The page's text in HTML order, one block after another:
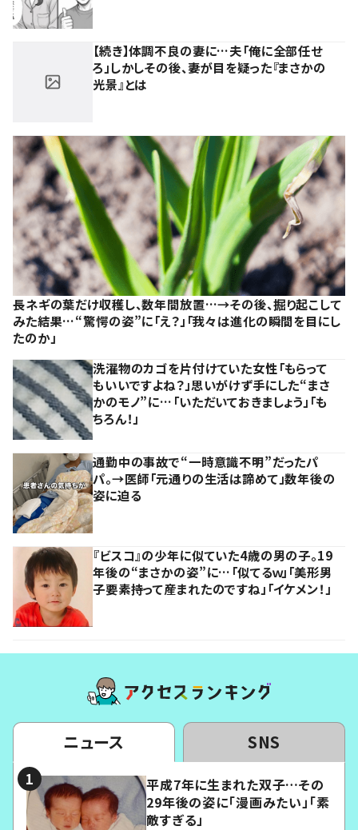
【続き】体調不良の妻に…夫「俺に全部任せ
ろ」しかしその後、妻が目を疑った『まさかの
光景』とは
長ネギの葉だけ収穫し、数年間放置…→その後、掘り起こして
みた結果…“驚愕の姿”に「え？」「我々は進化の瞬間を目にし
たのか」
洗濯物のカゴを片付けていた女性「もらって
もいいですよね？」思いがけず手にした“まさ
かのモノ”に…「いただいておきましょう」「も
ちろん！」
通勤中の事故で“一時意識不明”だったパ
パ。→医師「元通りの生活は諦めて」数年後の
姿に迫る
『ビスコ』の少年に似ていた4歳の男の子。19
年後の“まさかの姿”に…「似てるｗ」「美形男
子要素持って産まれたのですね」「イケメン！」
ニュース SNS
平成7年に生まれた双子…その
29年後の姿に「漫画みたい」「素
敵すぎる」